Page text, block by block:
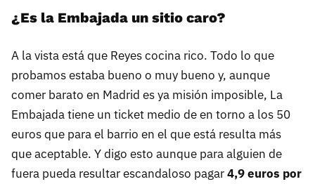
¿Es la Embajada un sitio caro?
A la vista está que Reyes cocina rico. Todo lo que
probamos estaba bueno o muy bueno y, aunque
comer barato en Madrid es ya misión imposible, La
Embajada tiene un ticket medio de en torno a los 50
euros que para el barrio en el que está resulta más
que aceptable. Y digo esto aunque para alguien de
fuera pueda resultar escandaloso pagar4,9 euros por